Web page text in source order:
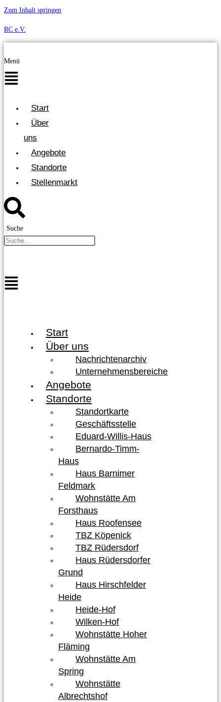
Zum Inhalt springen
RC e.V.
Menü
Start
Über
uns
Angebote
Standorte
Stellenmarkt
Suche
Start
Über uns
Nachrichtenarchiv
Unternehmensbereiche
Angebote
Standorte
Standortkarte
Geschäftsstelle
Eduard-Willis-Haus
Bernardo-Timm-
Haus
Haus Barnimer
Feldmark
Wohnstätte Am
Forsthaus
Haus Roofensee
TBZ Köpenick
TBZ Rüdersdorf
Haus Rüdersdorfer
Grund
Haus Hirschfelder
Heide
Heide-Hof
Wilken-Hof
Wohnstätte Hoher
Fläming
Wohnstätte Am
Spring
Wohnstätte
Albrechtshof